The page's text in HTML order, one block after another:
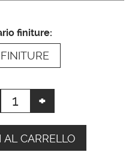
finiture:
Specchio
cornice
quantità
+
AL CARRELLO